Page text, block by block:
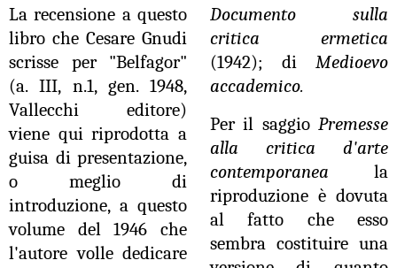
La recensione a questo
libro che Cesare Gnudi
scrisse per "Belfagor"
(a. III, n.1, gen. 1948,
Vallecchi editore)
viene qui riprodotta a
guisa di presentazione,
o meglio di
introduzione, a questo
volume del 1946 che
l'autore volle dedicare
Documento sulla
critica ermetica
(1942); di Medioevo
accademico.
Per il saggio Premesse
alla critica d'arte
contemporanea la
riproduzione è dovuta
al fatto che esso
sembra costituire una